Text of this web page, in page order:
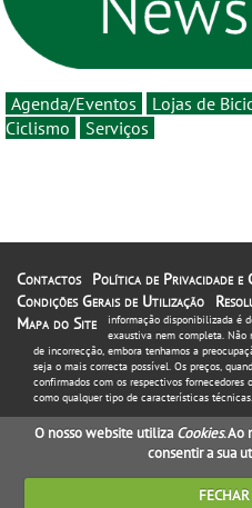
Agenda/Eventos Lojas de
Ciclismo
Serviços
Contactos
Política de Privacidade e
Condições Gerais de Utilização
Mapa do Site
informação disponibilizada é
exaustiva nem completa. Não
de incorrecção, embora tenhamos a
seja o mais correcta possível. Os preços,
confirmados com os respectivos fornecedores
como qualquer tipo de características técnicas.
O nosso website utiliza Cookies. Ao
consentir a sua
FECHAR